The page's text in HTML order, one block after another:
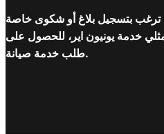
ترغب بتسجيل بلاغ أو شكوى خاصة
خدمة يونيون اير، للحصول على
طلب خدمة صيانة.